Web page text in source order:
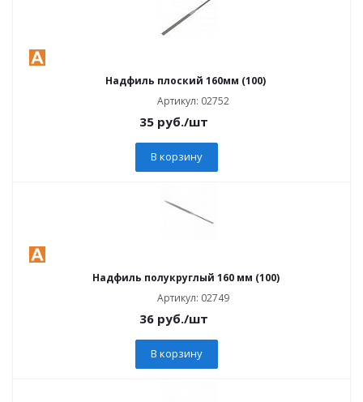
Надфиль плоский 160мм (100)
Артикул: 02752
35руб./шт
В корзину
Надфиль полукруглый 160 мм (100)
Артикул: 02749
36руб./шт
В корзину